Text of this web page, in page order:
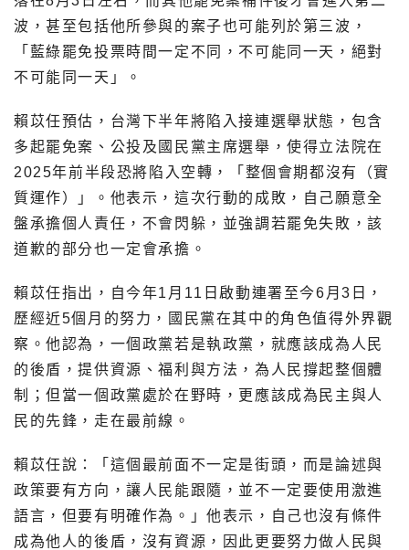
波，甚至包括他所參與的案子也可能列於第三波，
「藍綠罷免投票時間一定不同，不可能同一天，絕對
不可能同一天」。
賴苡任預估，台灣下半年將陷入接連選舉狀態，包含
多起罷免案、公投及國民黨主席選舉，使得立法院在
2025年前半段恐將陷入空轉，「整個會期都沒有（實
質運作）」。他表示，這次行動的成敗，自己願意全
盤承擔個人責任，不會閃躲，並強調若罷免失敗，該
道歉的部分也一定會承擔。
賴苡任指出，自今年1月11日啟動連署至今6月3日，
歷經近5個月的努力，國民黨在其中的角色值得外界觀
察。他認為，一個政黨若是執政黨，就應該成為人民
的後盾，提供資源、福利與方法，為人民撐起整個體
制；但當一個政黨處於在野時，更應該成為民主與人
民的先鋒，走在最前線。
賴苡任說：「這個最前面不一定是街頭，而是論述與
政策要有方向，讓人民能跟隨，並不一定要使用激進
語言，但要有明確作為。」他表示，自己也沒有條件
成為他人的後盾，沒有資源，因此更要努力做人民與